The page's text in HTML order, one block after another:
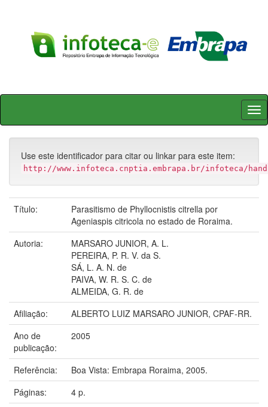
Skip
Use este identificador para citar ou linkar para este item:
http://www.infoteca.cnptia.embrapa.br/infoteca/
Título:
Parasitismo de Phyllocnistis citrella por
Ageniaspis citricola no estado de Roraima.
Autoria:
MARSARO JUNIOR, A. L.
PEREIRA, P. R. V. da S.
SÁ, L. A. N. de
PAIVA, W. R. S. C. de
ALMEIDA, G. R. de
Afiliação:
ALBERTO LUIZ MARSARO JUNIOR, CPAF-RR.
Ano de
publicação:
2005
Referência:
Boa Vista: Embrapa Roraima, 2005.
Páginas:
4 p.